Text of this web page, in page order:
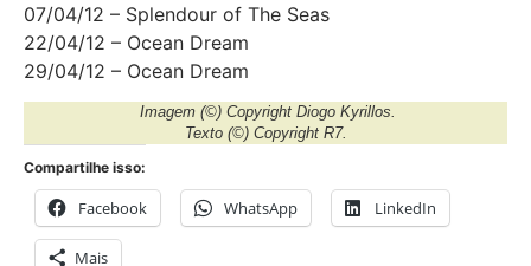
07/04/12 – Splendour of The Seas
22/04/12 – Ocean Dream
29/04/12 – Ocean Dream
Imagem (©) Copyright Diogo Kyrillos.
Texto (©) Copyright R7.
Compartilhe isso:
Facebook WhatsApp LinkedIn
Mais